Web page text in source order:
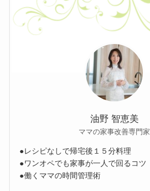
油野 智恵美
ママの家事改善専門家
●レシピなしで帰宅後１５分料理
●ワンオペでも家事が一人で回るコツ
●働くママの時間管理術